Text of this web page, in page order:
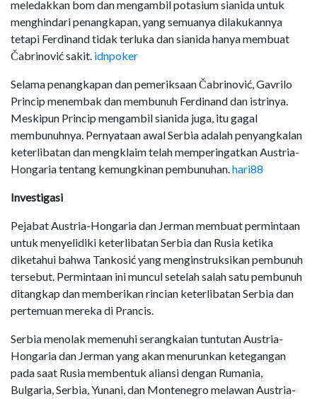
meledakkan bom dan mengambil potasium sianida untuk
menghindari penangkapan, yang semuanya dilakukannya
tetapi Ferdinand tidak terluka dan sianida hanya membuat
Čabrinović sakit. idnpoker
Selama penangkapan dan pemeriksaan Čabrinović, Gavrilo
Princip menembak dan membunuh Ferdinand dan istrinya.
Meskipun Princip mengambil sianida juga, itu gagal
membunuhnya. Pernyataan awal Serbia adalah penyangkalan
keterlibatan dan mengklaim telah memperingatkan Austria-
Hongaria tentang kemungkinan pembunuhan.hari88
Investigasi
Pejabat Austria-Hongaria dan Jerman membuat permintaan
untuk menyelidiki keterlibatan Serbia dan Rusia ketika
diketahui bahwa Tankosić yang menginstruksikan pembunuh
tersebut. Permintaan ini muncul setelah salah satu pembunuh
ditangkap dan memberikan rincian keterlibatan Serbia dan
pertemuan mereka di Prancis.
Serbia menolak memenuhi serangkaian tuntutan Austria-
Hongaria dan Jerman yang akan menurunkan ketegangan
pada saat Rusia membentuk aliansi dengan Rumania,
Bulgaria, Serbia, Yunani, dan Montenegro melawan Austria-